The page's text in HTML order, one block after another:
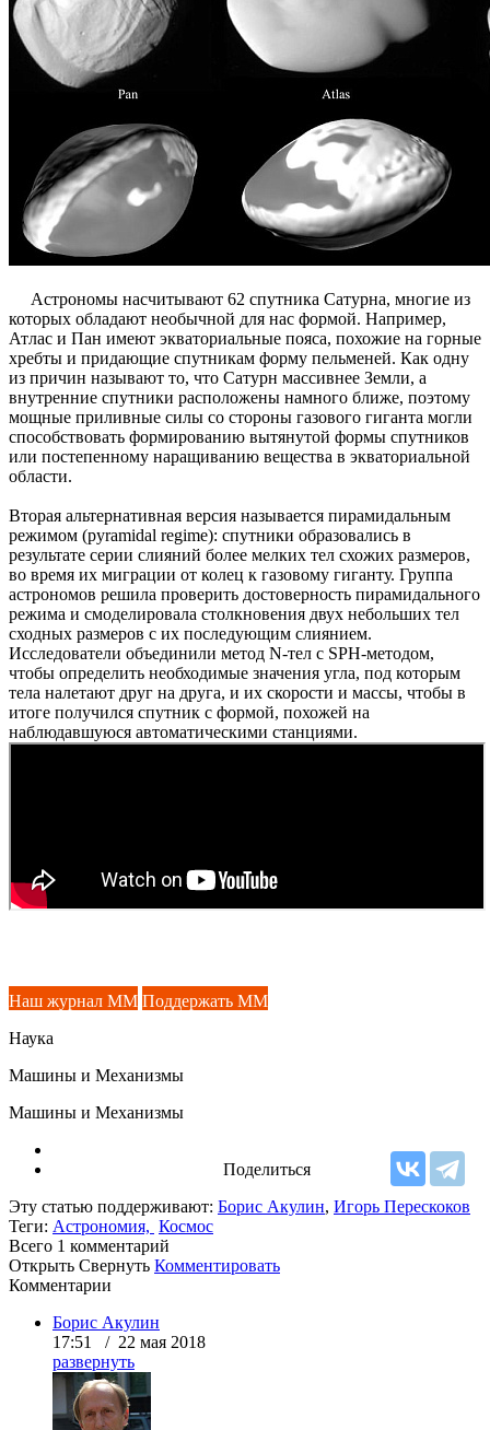
Астрономы насчитывают 62 спутника Сатурна, многие из
которых обладают необычной для нас формой. Например,
Атлас и Пан имеют экваториальные пояса, похожие на горные
хребты и придающие спутникам форму пельменей. Как одну
из причин называют то, что Сатурн массивнее Земли, а
внутренние спутники расположены намного ближе, поэтому
мощные приливные силы со стороны газового гиганта могли
способствовать формированию вытянутой формы спутников
или постепенному наращиванию вещества в экваториальной
области.
Вторая альтернативная версия называется пирамидальным
режимом (pyramidal regime): спутники образовались в
результате серии слияний более мелких тел схожих размеров,
во время их миграции от колец к газовому гиганту. Группа
астрономов решила проверить достоверность пирамидального
режима и смоделировала столкновения двух небольших тел
сходных размеров с их последующим слиянием.
Исследователи объединили метод N-тел с SPH-методом,
чтобы определить необходимые значения угла, под которым
тела налетают друг на друга, и их скорости и массы, чтобы в
итоге получился спутник с формой, похожей на
наблюдавшуюся автоматическими станциями.
Наш журнал ММ Поддержать ММ
Наука
Машины и Механизмы
Машины и Механизмы
Поделиться
Эту статью поддерживают: Борис Акулин, Игорь Перескоков
Теги: Астрономия, Космос
Всего 1 комментарий
Открыть Свернуть Комментировать
Комментарии
Борис Акулин
17:51 / 22 мая 2018
развернуть